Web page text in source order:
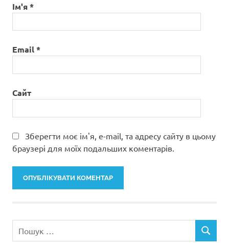
Ім'я*
Email*
Сайт
Зберегти моє ім'я, e-mail, та адресу сайту в цьому
браузері для моїх подальших коментарів.
ПОШУК